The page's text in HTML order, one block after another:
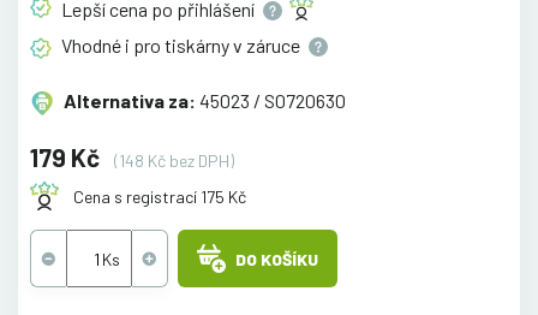
Lepší cena po přihlášení
Vhodné i pro tiskárny v záruce
Alternativa za: 45023 / S0720630
179 Kč
(148 Kč bez DPH)
Cena s registrací 175 Kč
DO KOŠÍKU